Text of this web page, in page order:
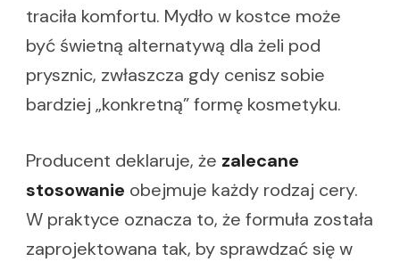
traciła komfortu. Mydło w kostce może
być świetną alternatywą dla żeli pod
prysznic, zwłaszcza gdy cenisz sobie
bardziej „konkretną” formę kosmetyku.
Producent deklaruje, że zalecane
stosowanie obejmuje każdy rodzaj cery.
W praktyce oznacza to, że formuła została
zaprojektowana tak, by sprawdzać się w